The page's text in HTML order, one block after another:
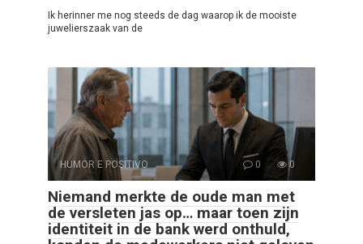
Ik herinner me nog steeds de dag waarop ik de mooiste
juwelierszaak van de
HUMOR E POSITIVO 0 0
Niemand merkte de oude man met
de versleten jas op… maar toen zijn
identiteit in de bank werd onthuld,